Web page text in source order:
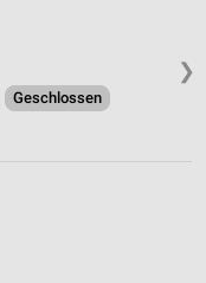
❯
Geschlossen